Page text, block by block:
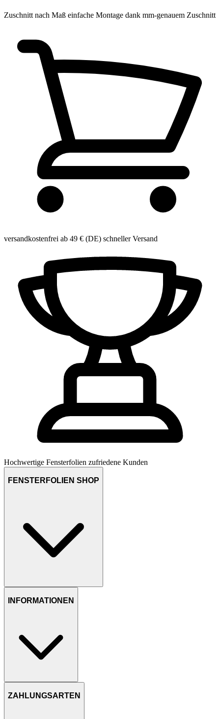
Zuschnitt nach Maß einfache Montage dank mm-genauem Zuschnitt
versandkostenfrei ab 49 € (DE) schneller Versand
Hochwertige Fensterfolien zufriedene Kunden
FENSTERFOLIEN SHOP
INFORMATIONEN
ZAHLUNGSARTEN